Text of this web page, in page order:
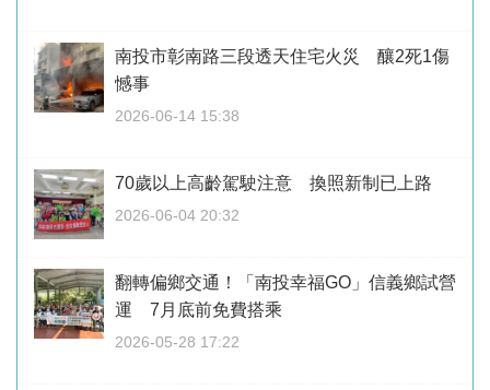
南投市彰南路三段透天住宅火災 釀2死1傷
憾事
2026-06-14 15:38
70歲以上高齡駕駛注意 換照新制已上路
2026-06-04 20:32
翻轉偏鄉交通！「南投幸福GO」信義鄉試營
運 7月底前免費搭乘
2026-05-28 17:22